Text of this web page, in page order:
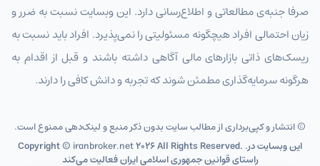
صرفا جنبه‌ی مطالعاتی و اطلاع‌رسانی دارد. این وبسایت نسبت به ضرر و
زیان احتمالی افراد هیچگونه مسئولیتی را نمی‌پذیرد. افراد باید نسبت به
ریسک‌های ذاتی بازارهای مالی آگاهی داشته باشند و قبل از اقدام به
هرگونه سرمایه‌گذاری مطمئن شوند که تجربه و دانش کافی را دارند.
© انتشار و کپی‌برداری از مطالب سایت بدون ذکر منبع و لینک‌دهی ممنوع است.
Copyright © iranbroker.net2026 All Rights Reserved. .این وبسایت در
راستای قوانین جمهوری اسلامی ایران فعالیت می‌کند